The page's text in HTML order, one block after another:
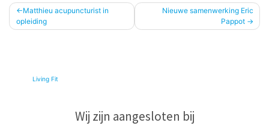
Bericht
navigatie
Matthieu acupuncturist in
opleiding
Nieuwe samenwerking Eric
Pappot
Living Fit
Wij zijn aangesloten bij